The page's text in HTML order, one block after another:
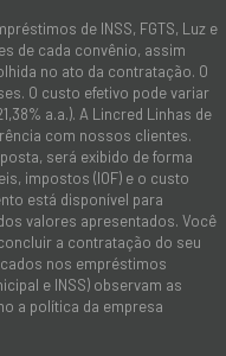
de INSS, FGTS, Luz e
de cada convênio, assim
no ato da contratação. O
O custo efetivo pode variar
a.a.). A Lincred Linhas de
com nossos clientes.
será exibido de forma
impostos (IOF) e o custo
está disponível para
valores apresentados. Você
a contratação do seu
nos empréstimos
e INSS) observam as
a política da empresa